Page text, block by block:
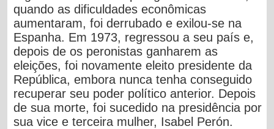
quando as dificuldades econômicas
aumentaram, foi derrubado e exilou-se na
Espanha. Em 1973, regressou a seu país e,
depois de os peronistas ganharem as
eleições, foi novamente eleito presidente da
República, embora nunca tenha conseguido
recuperar seu poder político anterior. Depois
de sua morte, foi sucedido na presidência por
sua vice e terceira mulher, Isabel Perón.